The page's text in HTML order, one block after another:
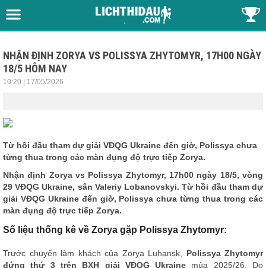
NHẬN ĐỊNH ZORYA VS POLISSYA ZHYTOMYR, 17H00 NGÀY
18/5 HÔM NAY
10:20 | 17/05/2026
Từ hồi đầu tham dự giải VĐQG Ukraine đến giờ, Polissya chưa
từng thua trong các màn đụng độ trực tiếp Zorya.
Nhận định Zorya vs Polissya Zhytomyr, 17h00 ngày 18/5, vòng
29 VĐQG Ukraine, sân Valeriy Lobanovskyi. Từ hồi đầu tham dự
giải VĐQG Ukraine đến giờ, Polissya chưa từng thua trong các
màn đụng độ trực tiếp Zorya.
Số liệu thống kê về Zorya gặp Polissya Zhytomyr:
Trước chuyến làm khách của Zorya Luhansk, Polissya Zhytomyr
đứng thứ 3 trên BXH giải VĐQG Ukraine mùa 2025/26. Do